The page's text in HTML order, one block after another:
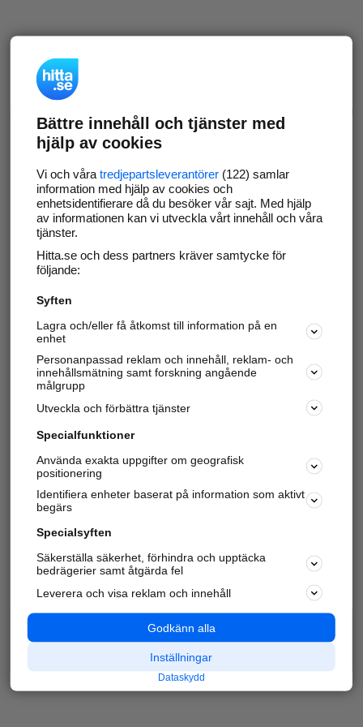
Bättre innehåll och tjänster med
hjälp av cookies
Vi och våra tredjepartsleverantörer(122) samlar
information med hjälp av cookies och
enhetsidentifierare då du besöker vår sajt. Med hjälp
av informationen kan vi utveckla vårt innehåll och våra
tjänster.
Hitta.se och dess partners kräver samtycke för
följande:
Syften
Lagra och/eller få åtkomst till information på en
enhet
Personanpassad reklam och innehåll, reklam- och
innehållsmätning samt forskning angående
målgrupp
Utveckla och förbättra tjänster
Specialfunktioner
Använda exakta uppgifter om geografisk
positionering
Identifiera enheter baserat på information som aktivt
begärs
Specialsyften
Säkerställa säkerhet, förhindra och upptäcka
bedrägerier samt åtgärda fel
Leverera och visa reklam och innehåll
Godkänn alla
Inställningar
Dataskydd